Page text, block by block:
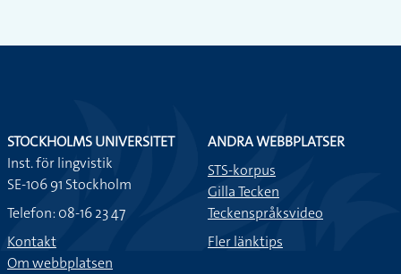
STOCKHOLMS UNIVERSITET
Inst. för lingvistik
SE-106 91 Stockholm
Telefon: 08-16 23 47
Kontakt
Om webbplatsen
ANDRA WEBBPLATSER
STS-korpus
Gilla Tecken
Teckenspråksvideo
Fler länktips